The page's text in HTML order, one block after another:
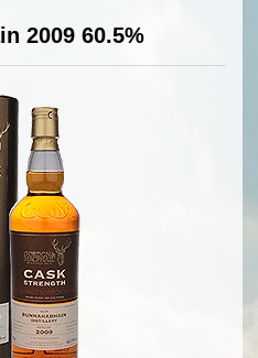
2009 60.5%